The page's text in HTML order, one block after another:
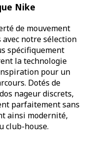
Nike
de mouvement
notre sélection
spécifiquement
la technologie
pour un
Dotés de
nageur discrets,
parfaitement sans
ainsi modernité,
club-house.